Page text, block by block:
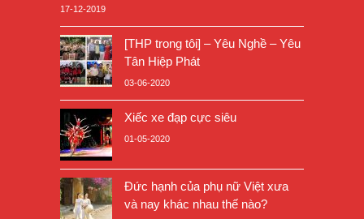
17-12-2019
[THP trong tôi] – Yêu Nghề – Yêu
Tân Hiệp Phát
03-06-2020
Xiếc xe đạp cực siêu
01-05-2020
Đức hạnh của phụ nữ Việt xưa
và nay khác nhau thế nào?